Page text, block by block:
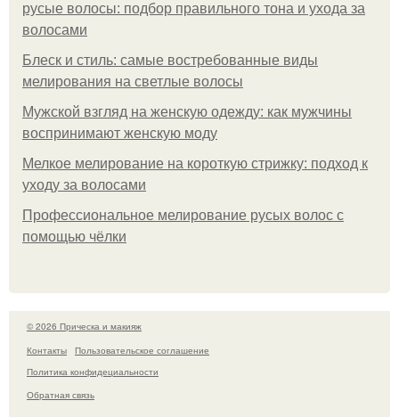
русые волосы: подбор правильного тона и ухода за
волосами
Блеск и стиль: самые востребованные виды
мелирования на светлые волосы
Мужской взгляд на женскую одежду: как мужчины
воспринимают женскую моду
Мелкое мелирование на короткую стрижку: подход к
уходу за волосами
Профессиональное мелирование русых волос с
помощью чёлки
© 2026 Прическа и макияж
Контакты
Пользовательское соглашение
Политика конфидециальности
Обратная связь